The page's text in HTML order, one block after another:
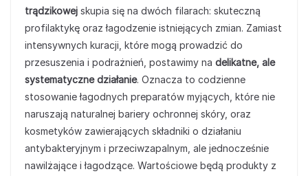
trądzikowej skupia się na dwóch filarach: skuteczną
profilaktykę oraz łagodzenie istniejących zmian. Zamiast
intensywnych kuracji, które mogą prowadzić do
przesuszenia i podrażnień, postawimy na delikatne, ale
systematyczne działanie. Oznacza to codzienne
stosowanie łagodnych preparatów myjących, które nie
naruszają naturalnej bariery ochronnej skóry, oraz
kosmetyków zawierających składniki o działaniu
antybakteryjnym i przeciwzapalnym, ale jednocześnie
nawilżające i łagodzące. Wartościowe będą produkty z